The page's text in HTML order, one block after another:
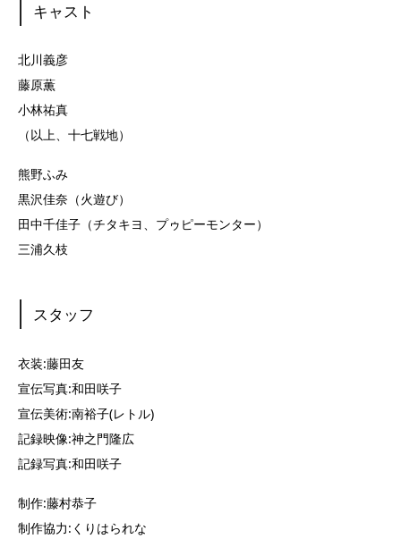
キャスト
北川義彦
藤原薫
小林祐真
（以上、十七戦地）
熊野ふみ
黒沢佳奈（火遊び）
田中千佳子（チタキヨ、プゥピーモンター）
三浦久枝
スタッフ
衣装:藤田友
宣伝写真:和田咲子
宣伝美術:南裕子(レトル)
記録映像:神之門隆広
記録写真:和田咲子
制作:藤村恭子
制作協力:くりはられな